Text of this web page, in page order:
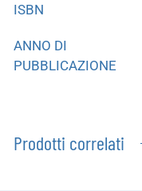
ISBN
ANNO DI
PUBBLICAZIONE
Prodotti correlati